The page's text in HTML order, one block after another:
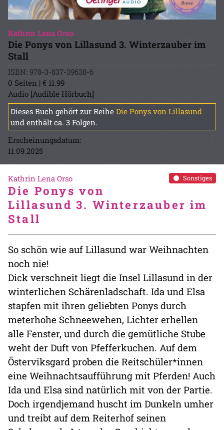
Kathrin Lena Orso
Die Ponys von Lillasund 3. Winterzauber im
Stall
ISBN: 978-3-837-39638-6
0 Seiten | € 11.99
Audio [Audible Hörbuch]
Dieses Buch gehört zur Reihe Die Ponys von Lillasund
und enthält ca. 3 Folgen.
Erscheinungsdatum:
11.09.2025
Sonstiges
Kathrin Lena Orso
Die Ponys von
Lillasund 3. Winterzauber im
Stall
So schön wie auf Lillasund war Weihnachten
noch nie!
Dick verschneit liegt die Insel Lillasund in der
winterlichen Schärenladschaft. Ida und Elsa
stapfen mit ihren geliebten Ponys durch
meterhohe Schneewehen, Lichter erhellen
alle Fenster, und durch die gemütliche Stube
weht der Duft von Pfefferkuchen. Auf dem
Österviksgard proben die Reitschüler*innen
eine Weihnachtsaufführung mit Pferden! Auch
Ida und Elsa sind natürlich mit von der Partie.
Doch irgendjemand huscht im Dunkeln umher
und treibt auf dem Reiterhof seinen